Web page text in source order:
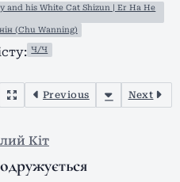
and his White Cat Shizun | Er Ha He
(Chu Wanning)
Ч/Ч
Previous Next
Кіт